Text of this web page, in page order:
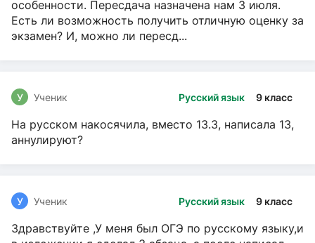
особенности. Пересдача назначена нам 3 июля.
Есть ли возможность получить отличную оценку за
экзамен? И, можно ли пересд...
Русский язык 9 класс
У Ученик
На русском накосячила, вместо 13.3, написала 13,
аннулируют?
Русский язык 9 класс
У Ученик
Здравствуйте ,У меня был ОГЭ по русскому языку,и